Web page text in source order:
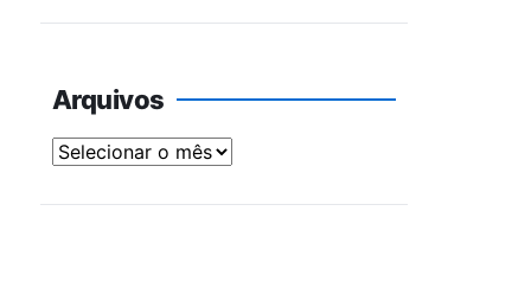
Arquivos
Arquivos